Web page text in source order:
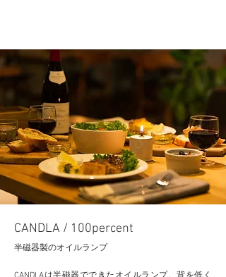
CANDLA / 100percent
半磁器製のオイルランプ